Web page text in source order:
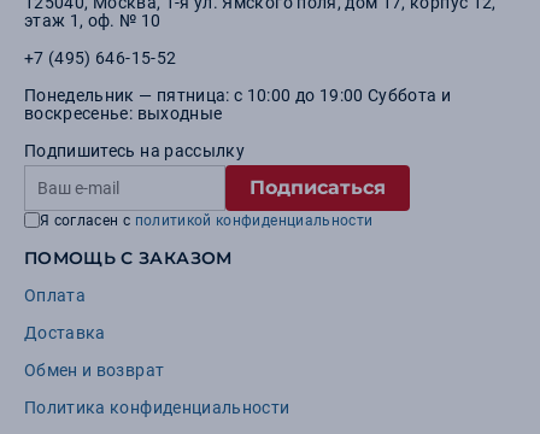
этаж 1, оф. № 10
+7 (495) 646-15-52
Понедельник — пятница: с 10:00 до 19:00 Суббота и
воскресенье: выходные
Подпишитесь на рассылку
Подписаться
Я согласен с политикой конфиденциальности
ПОМОЩЬ С ЗАКАЗОМ
Оплата
Доставка
Обмен и возврат
Политика конфиденциальности